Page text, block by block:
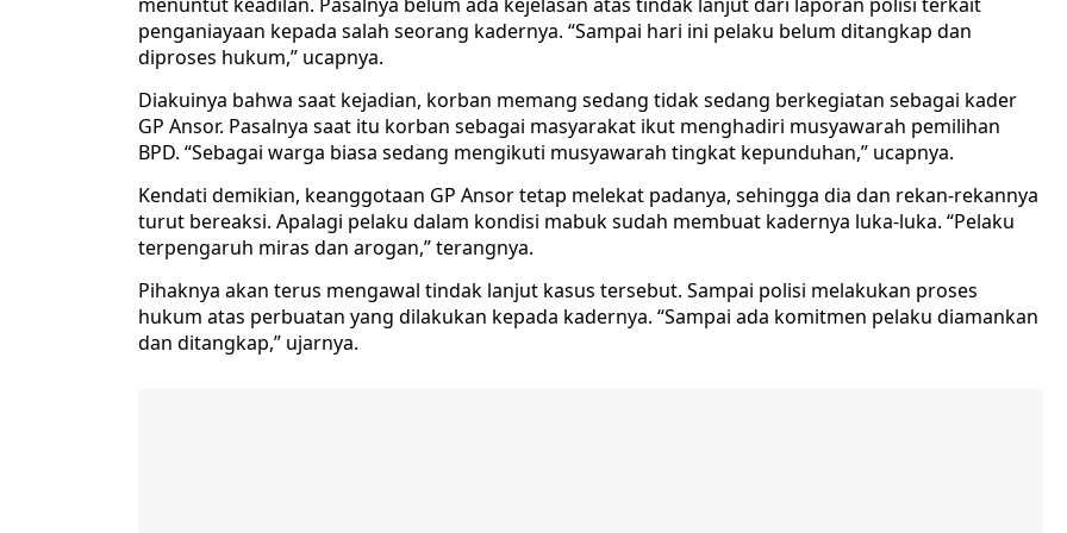
penganiayaan kepada salah seorang kadernya. “Sampai hari ini pelaku belum ditangkap dan
diproses hukum,” ucapnya.
Diakuinya bahwa saat kejadian, korban memang sedang tidak sedang berkegiatan sebagai kader
GP Ansor. Pasalnya saat itu korban sebagai masyarakat ikut menghadiri musyawarah pemilihan
BPD. “Sebagai warga biasa sedang mengikuti musyawarah tingkat kepunduhan,” ucapnya.
Kendati demikian, keanggotaan GP Ansor tetap melekat padanya, sehingga dia dan rekan-rekannya
turut bereaksi. Apalagi pelaku dalam kondisi mabuk sudah membuat kadernya luka-luka. “Pelaku
terpengaruh miras dan arogan,” terangnya.
Pihaknya akan terus mengawal tindak lanjut kasus tersebut. Sampai polisi melakukan proses
hukum atas perbuatan yang dilakukan kepada kadernya. “Sampai ada komitmen pelaku diamankan
dan ditangkap,” ujarnya.